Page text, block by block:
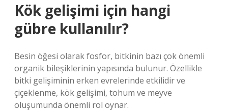
Kök gelişimi için hangi
gübre kullanılır?
Besin öğesi olarak fosfor, bitkinin bazı çok önemli
organik bileşiklerinin yapısında bulunur. Özellikle
bitki gelişiminin erken evrelerinde etkilidir ve
çiçeklenme, kök gelişimi, tohum ve meyve
oluşumunda önemli rol oynar.